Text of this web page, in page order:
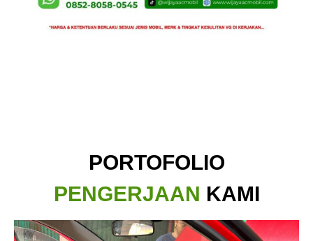
PORTOFOLIO
PENGERJAAN KAMI